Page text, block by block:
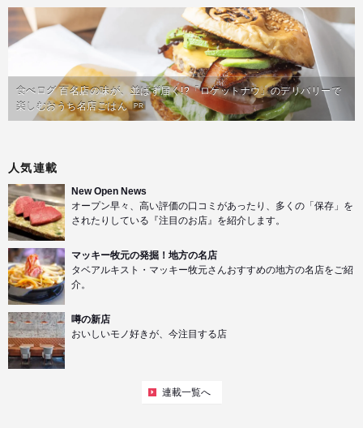
食べログ 百名店の味が、並ばず届く!?「ロケットナウ」のデリバリーで
楽しむおうち名店ごはん PR
人気連載
New Open News
オープン早々、高い評価の口コミがあったり、多くの「保存」を
されたりしている『注目のお店』を紹介します。
マッキー牧元の発掘！地方の名店
タベアルキスト・マッキー牧元さんおすすめの地方の名店をご紹
介。
噂の新店
おいしいモノ好きが、今注目する店
連載一覧へ